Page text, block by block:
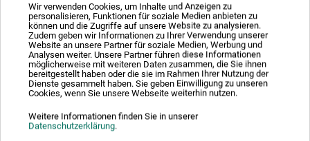
Wir verwenden Cookies, um Inhalte und Anzeigen zu
personalisieren, Funktionen für soziale Medien anbieten zu
können und die Zugriffe auf unsere Website zu analysieren.
Zudem geben wir Informationen zu Ihrer Verwendung unserer
Website an unsere Partner für soziale Medien, Werbung und
Analysen weiter. Unsere Partner führen diese Informationen
möglicherweise mit weiteren Daten zusammen, die Sie ihnen
bereitgestellt haben oder die sie im Rahmen Ihrer Nutzung der
Dienste gesammelt haben. Sie geben Einwilligung zu unseren
Cookies, wenn Sie unsere Webseite weiterhin nutzen.
Weitere Informationen finden Sie in unserer
Datenschutzerklärung.
zzgl. Versandkosten